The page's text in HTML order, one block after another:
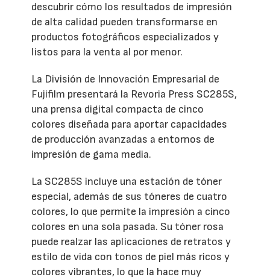
descubrir cómo los resultados de impresión
de alta calidad pueden transformarse en
productos fotográficos especializados y
listos para la venta al por menor.
La División de Innovación Empresarial de
Fujifilm presentará la Revoria Press SC285S,
una prensa digital compacta de cinco
colores diseñada para aportar capacidades
de producción avanzadas a entornos de
impresión de gama media.
La SC285S incluye una estación de tóner
especial, además de sus tóneres de cuatro
colores, lo que permite la impresión a cinco
colores en una sola pasada. Su tóner rosa
puede realzar las aplicaciones de retratos y
estilo de vida con tonos de piel más ricos y
colores vibrantes, lo que la hace muy